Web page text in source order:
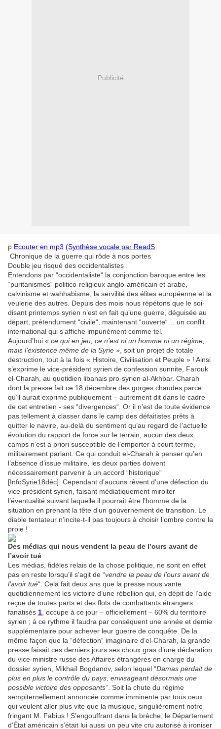
Publicité
p Ecouter en mp3 (Synthèse vocale par ReadS
Chronique de la guerre qui rôde à nos portes
Double jeu risqué des occidentalistes
Entendons par “occidentaliste“ la conjonction baroque entre les
“puritanismes“ politico-religieux anglo-américain et arabe,
calvinisme et wahhabisme, la servilité des élites européenne et la
veulerie des autres. Depuis des mois nous répétons que le soi-
disant printemps syrien n’est en fait qu’une guerre, déguisée au
départ, prétendument “civile“, maintenant “ouverte“… un conflit
international qui s’affiche impunément comme tel.
Aujourd’hui « ce qui en jeu, ce n’est ni un homme ni un régime,
mais l’existence même de la Syrie », soit un projet de totale
destruction, tout à la fois « Histoire, Civilisation et Peuple » ! Ainsi
s’exprime le vice-président syrien de confession sunnite, Farouk
el-Charah, au quotidien libanais pro-syrien al-Akhbar. Charah
dont la presse fait ce 18 décembre des gorges chaudes parce
qu’il aurait exprimé publiquement – autrement dit dans le cadre
de cet entretien - ses “divergences“. Or il n’est de toute évidence
pas tellement à classer dans le camp des défaitistes prêts à
quitter le navire, au-delà du sentiment qu’au regard de l’actuelle
évolution du rapport de force sur le terrain, aucun des deux
camps n’est a priori susceptible de l’emporter à court terme,
militairement parlant. Ce qui conduit el-Charah à penser qu’en
l’absence d’issue militaire, les deux parties doivent
nécessairement parvenir à un accord “historique“
[InfoSyrie18déc]. Cependant d’aucuns rêvent d’une défection du
vice-président syrien, faisant médiatiquement miroiter
l’éventualité suivant laquelle il pourrait être l’homme de la
situation en prenant la tête d’un gouvernement de transition. Le
diable tentateur n’incite-t-il pas toujours à choisir l’ombre contre la
proie !
Des médias qui nous vendent la peau de l’ours avant de
l’avoir tué
Les médias, fidèles relais de la chose politique, ne sont en effet
pas en reste lorsqu’il s’agit de “vendre la peau de l’ours avant de
l’avoir tué“. Cela fait deux ans que la presse nous vante
quotidiennement les victoire d’une rébellion qui, en dépit de l’aide
reçue de toutes parts et des flots de combattants étrangers
fanatisés 1 , occupe à ce jour – officiellement – 60% du territoire
syrien ; à ce rythme il faudra par conséquent une année et demie
supplémentaire pour achever leur guerre de conquête. De la
même façon que la “défection“ imaginaire d’el-Charah, la grande
presse faisait ces derniers jours ses choux gras d’une déclaration
du vice-ministre russe des Affaires étrangères en charge du
dossier syrien, Mikhaïl Bogdanov, selon lequel “Damas perdait de
plus en plus le contrôle du pays, envisageant désormais une
possible victoire des opposants“. Soit la chute du régime
sempiternellement annoncée comme imminente par tous ceux
qui veulent aller plus vite que la musique, singulièrement notre
fringant M. Fabius ! S’engouffrant dans la brèche, le Département
d’État américain s’était lui aussi un peu vite cru autorisé à ironiser